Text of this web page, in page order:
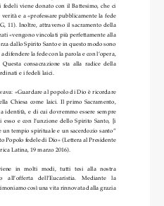
fedeli  viene  donato  con  il  Battesimo,  che  ci
e a «professare pubblicamente la fede
11). Inoltre, attraverso il sacramento della
«vengono vincolati più perfettamente alla
dallo Spirito Santo e in questo modo sono
la fede con la parola e con l’opera,
consacrazione  sta  alla  radice  della
e i fedeli laici.
«Guardare al popolo di Dio è ricordare
Chiesa  come  laici.  Il  primo  Sacramento,
identità, e di cui dovremmo essere sempre
e  con  l’unzione  dello  Spirito  Santo,  [i
tempio spirituale e un sacerdozio santo”
Popolo fedele di Dio» (Lettera al Presidente
Latina, 19 marzo 2016).
in   molti   modi,   tutti   tesi   alla   nostra
all’offerta    dell’Eucaristia.    Mediante    la
così una vita rinnovata dalla grazia